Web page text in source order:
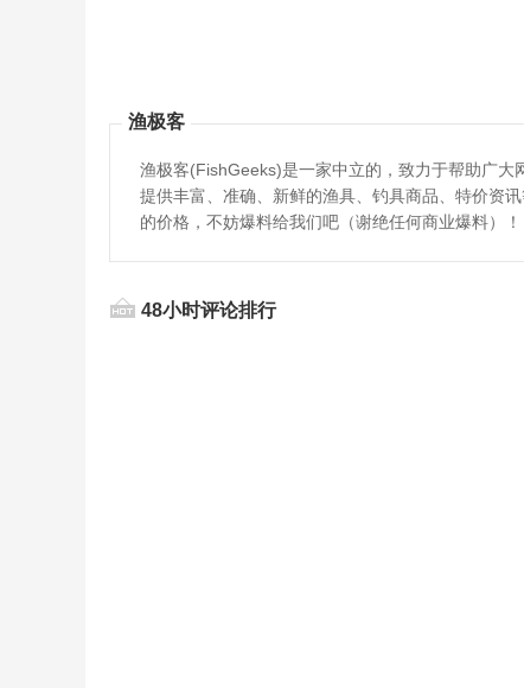
渔极客
渔极客(FishGeeks)是一家中立的，致力于帮助广
提供丰富、准确、新鲜的渔具、钓具商品、特价资
的价格，不妨爆料给我们吧（谢绝任何商业爆料）！
48小时评论排行